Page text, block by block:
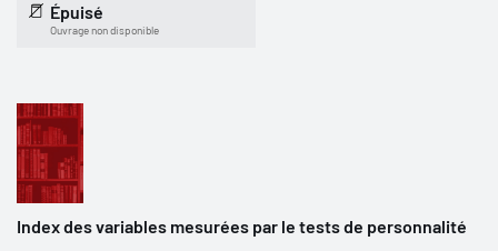
Épuisé
Ouvrage non disponible
Index des variables mesurées par le tests de personnalité